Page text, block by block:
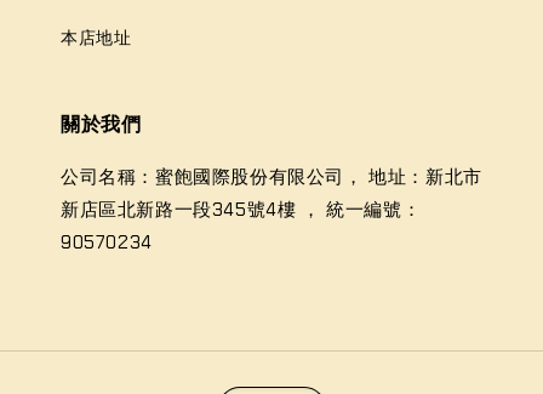
本店地址
關於我們
公司名稱：蜜飽國際股份有限公司， 地址：新北市
新店區北新路一段345號4樓 ， 統一編號：
90570234